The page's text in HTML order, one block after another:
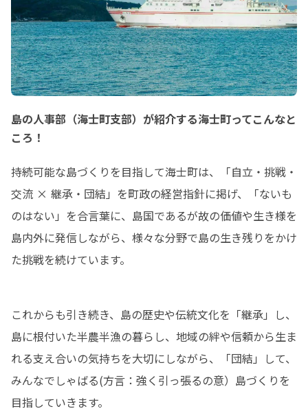
島の人事部（海士町支部）が紹介する海士町ってこんなと
ころ！
持続可能な島づくりを目指して海士町は、「自立・挑戦・
交流 × 継承・団結」を町政の経営指針に掲げ、「ないも
のはない」を合言葉に、島国であるが故の価値や生き様を
島内外に発信しながら、様々な分野で島の生き残りをかけ
た挑戦を続けています。
これからも引き続き、島の歴史や伝統文化を「継承」し、
島に根付いた半農半漁の暮らし、地域の絆や信頼から生ま
れる支え合いの気持ちを大切にしながら、「団結」して、
みんなでしゃばる(方言：強く引っ張るの意）島づくりを
目指していきます。